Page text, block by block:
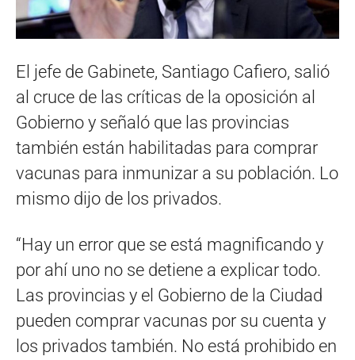
El jefe de Gabinete, Santiago Cafiero, salió
al cruce de las críticas de la oposición al
Gobierno y señaló que las provincias
también están habilitadas para comprar
vacunas para inmunizar a su población. Lo
mismo dijo de los privados.
“Hay un error que se está magnificando y
por ahí uno no se detiene a explicar todo.
Las provincias y el Gobierno de la Ciudad
pueden comprar vacunas por su cuenta y
los privados también. No está prohibido en